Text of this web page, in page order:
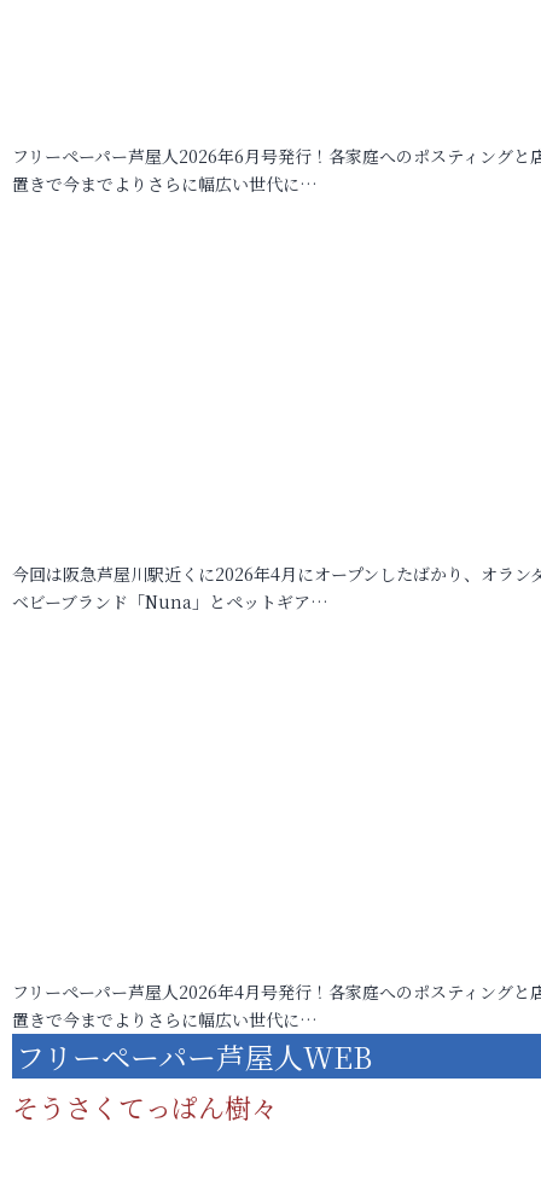
フリーペーパー芦屋人2026年6月号発行！各家庭へのポスティングと
置きで今までよりさらに幅広い世代に…
今回は阪急芦屋川駅近くに2026年4月にオープンしたばかり、オラン
ベビーブランド「Nuna」とペットギア…
フリーペーパー芦屋人2026年4月号発行！各家庭へのポスティングと
置きで今までよりさらに幅広い世代に…
フリーペーパー芦屋人WEB
そうさくてっぱん樹々